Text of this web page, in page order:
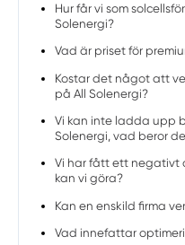
Hur får vi som
Solenergi?
Vad är priset för
Kostar det något att
på All Solenergi?
Vi kan inte ladda upp
Solenergi, vad beror
Vi har fått ett negativt
kan vi göra?
Kan en enskild firma
Vad innefattar